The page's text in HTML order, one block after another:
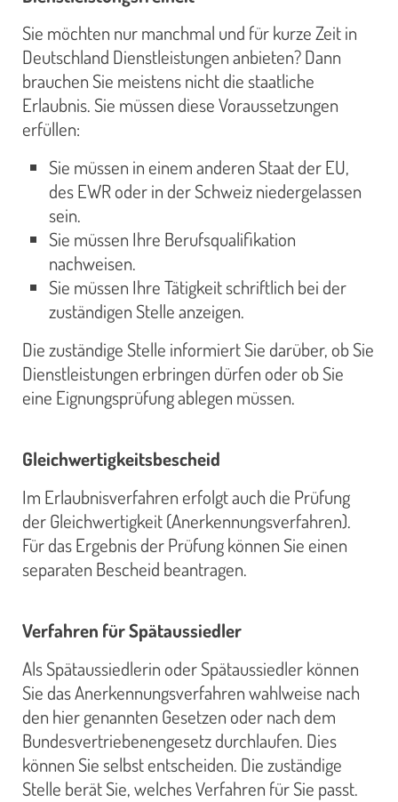
Sie möchten nur manchmal und für kurze Zeit in
Deutschland Dienstleistungen anbieten? Dann
brauchen Sie meistens nicht die staatliche
Erlaubnis. Sie müssen diese Voraussetzungen
erfüllen:
Sie müssen in einem anderen Staat der EU,
des EWR oder in der Schweiz niedergelassen
sein.
Sie müssen Ihre Berufsqualifikation
nachweisen.
Sie müssen Ihre Tätigkeit schriftlich bei der
zuständigen Stelle anzeigen.
Die zuständige Stelle informiert Sie darüber, ob Sie
Dienstleistungen erbringen dürfen oder ob Sie
eine Eignungsprüfung ablegen müssen.
Gleichwertigkeitsbescheid
Im Erlaubnisverfahren erfolgt auch die Prüfung
der Gleichwertigkeit (Anerkennungsverfahren).
Für das Ergebnis der Prüfung können Sie einen
separaten Bescheid beantragen.
Verfahren für Spätaussiedler
Als Spätaussiedlerin oder Spätaussiedler können
Sie das Anerkennungsverfahren wahlweise nach
den hier genannten Gesetzen oder nach dem
Bundesvertriebenengesetz durchlaufen. Dies
können Sie selbst entscheiden. Die zuständige
Stelle berät Sie, welches Verfahren für Sie passt.